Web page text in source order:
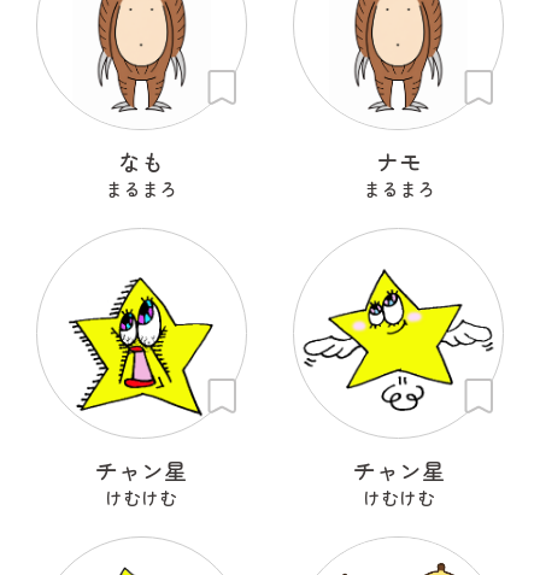
なも
まるまろ
ナモ
まるまろ
チャン星
けむけむ
チャン星
けむけむ